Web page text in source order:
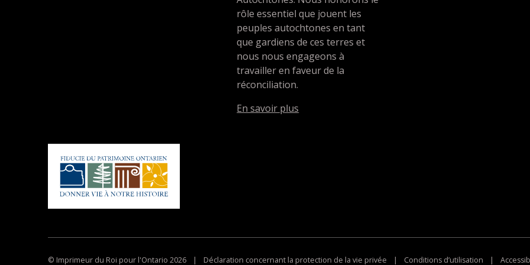
rôle essentiel que jouent les
peuples autochtones en tant
que gardiens de ces terres et
nous nous engageons à
travailler en faveur de la
réconciliation.
En savoir plus
© Imprimeur du Roi pour l'Ontario 2026 | Déclaration concernant la protection de la vie privée | Conditions d’utilisation |